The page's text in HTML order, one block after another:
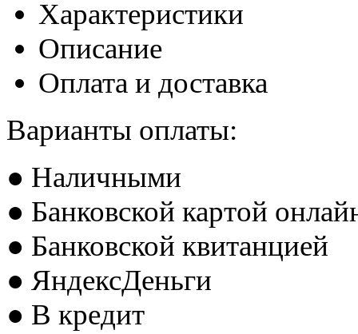
Характеристики
Описание
Оплата и доставка
Варианты оплаты:
● Наличными
● Банковской картой
● Банковской квитанцией
● ЯндексДеньги
● В кредит